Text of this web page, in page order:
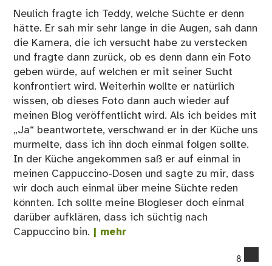
Neulich fragte ich Teddy, welche Süchte er denn
hätte. Er sah mir sehr lange in die Augen, sah dann
die Kamera, die ich versucht habe zu verstecken
und fragte dann zurück, ob es denn dann ein Foto
geben würde, auf welchen er mit seiner Sucht
konfrontiert wird. Weiterhin wollte er natürlich
wissen, ob dieses Foto dann auch wieder auf
meinen Blog veröffentlicht wird. Als ich beides mit
„Ja“ beantwortete, verschwand er in der Küche uns
murmelte, dass ich ihn doch einmal folgen sollte.
In der Küche angekommen saß er auf einmal in
meinen Cappuccino-Dosen und sagte zu mir, dass
wir doch auch einmal über meine Süchte reden
könnten. Ich sollte meine Blogleser doch einmal
darüber aufklären, dass ich süchtig nach
Cappuccino bin. | mehr
8